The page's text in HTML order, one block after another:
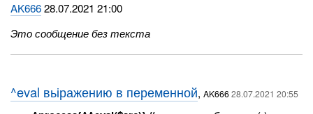
AK66628.07.2021 21:00
Это сообщение без текста
^eval вьіражению в переменной,AK66628.07.2021 20:55